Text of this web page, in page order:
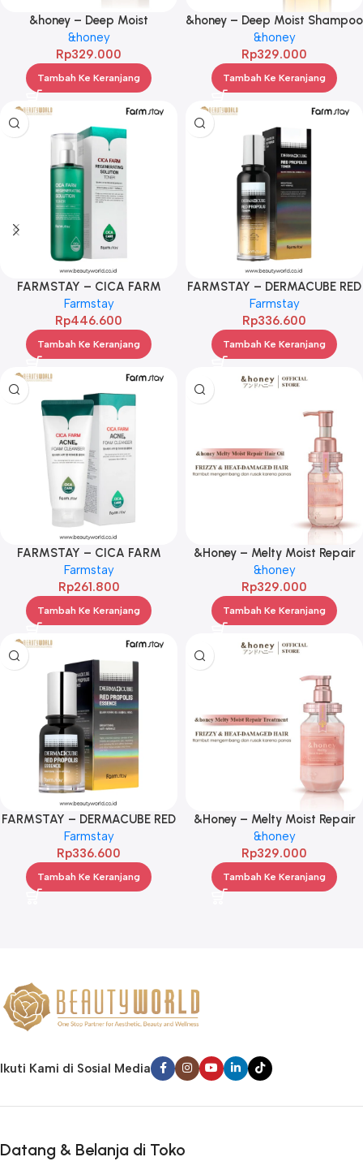
&honey – Deep Moist
Treatment 2.0 445Gr
&honey
Rp329.000
Tambah Ke Keranjang
&honey – Deep Moist Shampoo
1.0 440ml
&honey
Rp329.000
Tambah Ke Keranjang
FARMSTAY – CICA FARM
REGENERATING SOLUTION
TONER 200ML
Farmstay
Rp446.600
Tambah Ke Keranjang
FARMSTAY – DERMACUBE RED
PROPOLIS TONER 140ML
Farmstay
Rp336.600
Tambah Ke Keranjang
FARMSTAY – CICA FARM
ACNE FOAM CLEANSER 180ML
Farmstay
Rp261.800
Tambah Ke Keranjang
&Honey – Melty Moist Repair
Oil 3.0 100ml
&honey
Rp329.000
Tambah Ke Keranjang
FARMSTAY – DERMACUBE RED
PROPOLIS ESSENCE 70ML
Farmstay
Rp336.600
Tambah Ke Keranjang
&Honey – Melty Moist Repair
Treatment 2.0 445g
&honey
Rp329.000
Tambah Ke Keranjang
Ikuti Kami di Sosial Media
Datang & Belanja di Toko